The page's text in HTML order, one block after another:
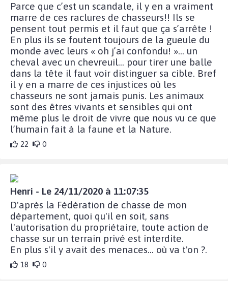
Parce que c’est un scandale, il y en a vraiment
marre de ces raclures de chasseurs!! Ils se
pensent tout permis et il faut que ça s’arrête !
En plus ils se foutent toujours de la gueule du
monde avec leurs « oh j’ai confondu! »... un
cheval avec un chevreuil... pour tirer une balle
dans la tête il faut voir distinguer sa cible. Bref
il y en a marre de ces injustices où les
chasseurs ne sont jamais punis. Les animaux
sont des êtres vivants et sensibles qui ont
même plus le droit de vivre que nous vu ce que
l’humain fait à la faune et la Nature.
22 0
Henri - Le 24/11/2020 à 11:07:35
D'après la Fédération de chasse de mon
département, quoi qu'il en soit, sans
l'autorisation du propriétaire, toute action de
chasse sur un terrain privé est interdite.
En plus s'il y avait des menaces... où va t'on ?.
18 0